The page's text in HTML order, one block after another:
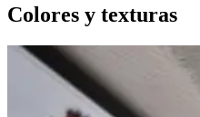
Colores y texturas